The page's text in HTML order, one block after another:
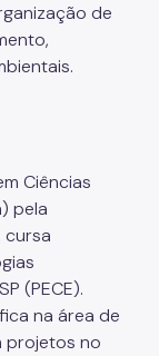
de
Ciências
pela
cursa
(PECE).
na área de
projetos no